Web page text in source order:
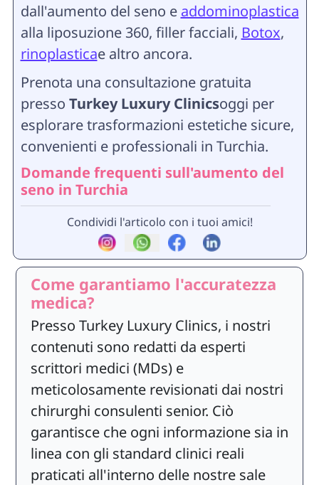
dall'aumento del seno e addominoplastica
alla liposuzione 360, filler facciali, Botox,
rinoplasticae altro ancora.
Prenota una consultazione gratuita
presso Turkey Luxury Clinicsoggi per
esplorare trasformazioni estetiche sicure,
convenienti e professionali in Turchia.
Domande frequenti sull'aumento del
seno in Turchia
Condividi l'articolo con i tuoi amici!
Come garantiamo l'accuratezza
medica?
Presso Turkey Luxury Clinics, i nostri
contenuti sono redatti da esperti
scrittori medici (MDs) e
meticolosamente revisionati dai nostri
chirurghi consulenti senior. Ciò
garantisce che ogni informazione sia in
linea con gli standard clinici reali
praticati all'interno delle nostre sale